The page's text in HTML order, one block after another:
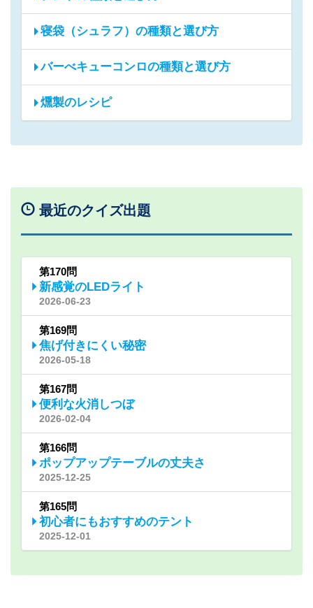
寝袋（シュラフ）の種類と選び方
バーべキューコンロの種類と選び方
燻製のレシピ
最近のクイズ出題
第170問
新感覚のLEDライト
2026-06-23
第169問
焦げ付きにくい秘密
2026-05-18
第167問
便利な火消しつぼ
2026-02-04
第166問
ポップアップテーブルの丈夫さ
2025-12-25
第165問
初心者にもおすすめのテント
2025-12-01